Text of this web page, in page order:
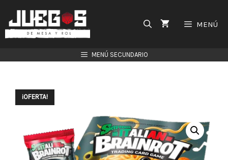
contenido
MENÚ
MENÚ SECUNDARIO
¡OFERTA!